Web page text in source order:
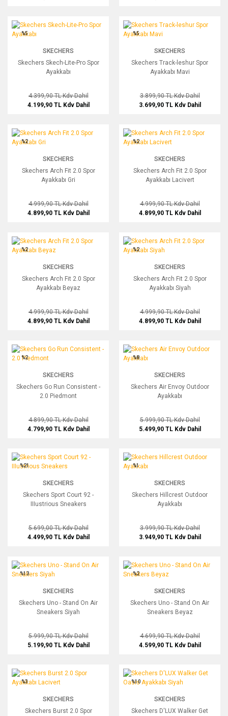
Skechers Skech-Lite-Pro Spor Ayakkabı
%5
SKECHERS
Skechers Skech-Lite-Pro Spor
Ayakkabı
4.399,90 TLKdv Dahil
4.199,90 TL Kdv Dahil
Skechers Track-leshur Spor Ayakkabı
%5
SKECHERS
Skechers Track-leshur Spor
Ayakkabı Mavi
3.899,90 TLKdv Dahil
3.699,90 TL Kdv Dahil
Skechers Arch Fit 2.0 Spor Ayakkabı Gri
%2
SKECHERS
Skechers Arch Fit 2.0 Spor
Ayakkabı Gri
4.999,90 TLKdv Dahil
4.899,90 TL Kdv Dahil
Skechers Arch Fit 2.0 Spor Ayakkabı
%2
SKECHERS
Skechers Arch Fit 2.0 Spor
Ayakkabı Lacivert
4.999,90 TLKdv Dahil
4.899,90 TL Kdv Dahil
Skechers Arch Fit 2.0 Spor Ayakkabı Beyaz
%2
SKECHERS
Skechers Arch Fit 2.0 Spor
Ayakkabı Beyaz
4.999,90 TLKdv Dahil
4.899,90 TL Kdv Dahil
Skechers Arch Fit 2.0 Spor Ayakkabı
%2
SKECHERS
Skechers Arch Fit 2.0 Spor
Ayakkabı Siyah
4.999,90 TLKdv Dahil
4.899,90 TL Kdv Dahil
Skechers Go Run Consistent - 2.0 Piedmont
%2
SKECHERS
Skechers Go Run Consistent -
2.0 Piedmont
4.899,90 TLKdv Dahil
4.799,90 TL Kdv Dahil
Skechers Air Envoy Outdoor Ayakkabı
%8
SKECHERS
Skechers Air Envoy Outdoor
Ayakkabı
5.999,90 TLKdv Dahil
5.499,90 TL Kdv Dahil
Skechers Sport Court 92 - IIIustrious Sneakers
%21
SKECHERS
Skechers Sport Court 92 -
IIIustrious Sneakers
5.699,00 TLKdv Dahil
4.499,90 TL Kdv Dahil
Skechers Hillcrest Outdoor Ayakkabı
%1
SKECHERS
Skechers Hillcrest Outdoor
Ayakkabı
3.999,90 TLKdv Dahil
3.949,90 TL Kdv Dahil
Skechers Uno - Stand On Air Sneakers Siyah
%13
SKECHERS
Skechers Uno - Stand On Air
Sneakers Siyah
5.999,90 TLKdv Dahil
5.199,90 TL Kdv Dahil
Skechers Uno - Stand On Air
%2
SKECHERS
Skechers Uno - Stand On Air
Sneakers Beyaz
4.699,90 TLKdv Dahil
4.599,90 TL Kdv Dahil
Skechers Burst 2.0 Spor Ayakkabı Lacivert
%3
SKECHERS
Skechers Burst 2.0 Spor
Skechers D'LUX Walker Get Oasis
%10
SKECHERS
Skechers D'LUX Walker Get